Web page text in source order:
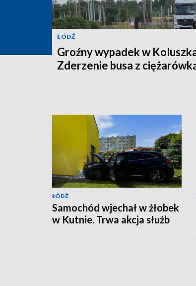
ŁÓDŹ
Groźny wypadek w
Zderzenie busa z
ŁÓDŹ
Samochód wjechał w żłobek
w Kutnie. Trwa akcja służb